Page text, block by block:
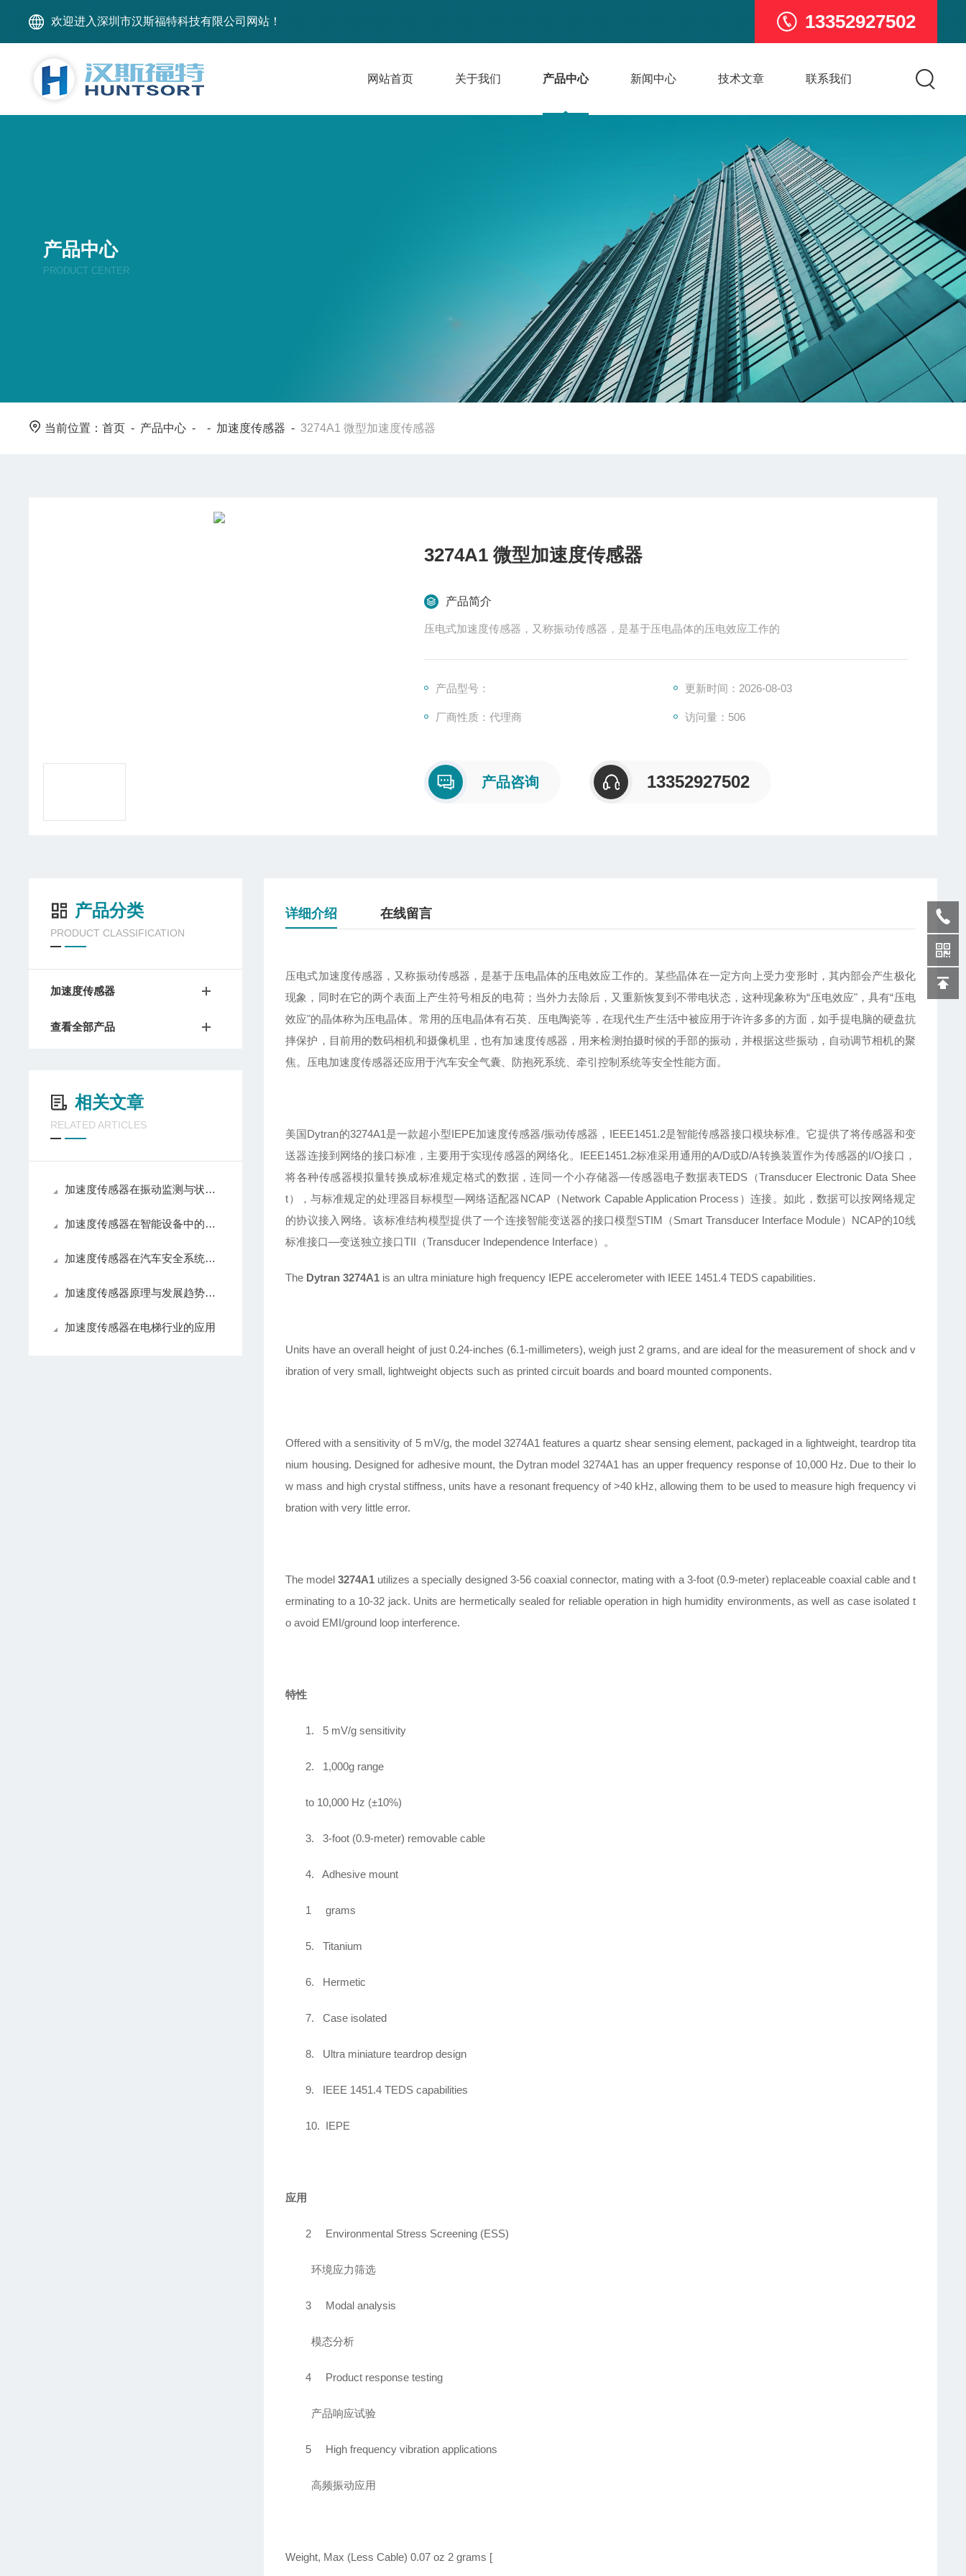
欢迎进入深圳市汉斯福特科技有限公司网站！ 13352927502
网站首页 关于我们 产品中心 新闻中心 技术文章 联系我们
产品中心
PRODUCT CENTER
当前位置：首页 - 产品中心 - - 加速度传感器 -3274A1 微型加速度传感器
3274A1 微型加速度传感器
产品简介
压电式加速度传感器，又称振动传感器，是基于压电晶体的压电效应工作的
产品型号： 更新时间：2026-08-03
厂商性质：代理商 访问量：506
产品咨询 13352927502
详细介绍 在线留言
压电式加速度传感器，又称振动传感器，是基于压电晶体的压电效应工作的。某些晶体在一定方向上受力变形时，其内部会产生极化
现象，同时在它的两个表面上产生符号相反的电荷；当外力去除后，又重新恢复到不带电状态，这种现象称为“压电效应"，具有“压电
效应"的晶体称为压电晶体。常用的压电晶体有石英、压电陶瓷等，在现代生产生活中被应用于许许多多的方面，如手提电脑的硬盘抗
摔保护，目前用的数码相机和摄像机里，也有加速度传感器，用来检测拍摄时候的手部的振动，并根据这些振动，自动调节相机的聚
焦。压电加速度传感器还应用于汽车安全气囊、防抱死系统、牵引控制系统等安全性能方面。
美国Dytran的3274A1是一款超小型IEPE加速度传感器/振动传感器，IEEE1451.2是智能传感器接口模块标准。它提供了将传感器和变
送器连接到网络的接口标准，主要用于实现传感器的网络化。IEEE1451.2标准采用通用的A/D或D/A转换装置作为传感器的I/O接口，
将各种传感器模拟量转换成标准规定格式的数据，连同一个小存储器—传感器电子数据表TEDS（Transducer Electronic Data Shee
t），与标准规定的处理器目标模型—网络适配器NCAP（Network Capable Application Process）连接。如此，数据可以按网络规定
的协议接入网络。该标准结构模型提供了一个连接智能变送器的接口模型STIM（Smart Transducer Interface Module）NCAP的10线
标准接口—变送独立接口TII（Transducer Independence Interface）。
The Dytran 3274A1 is an ultra miniature high frequency IEPE accelerometer with IEEE 1451.4 TEDS capabilities.
Units have an overall height of just 0.24-inches (6.1-millimeters), weigh just 2 grams, and are ideal for the measurement of shock and v
ibration of very small, lightweight objects such as printed circuit boards and board mounted components.
Offered with a sensitivity of 5 mV/g, the model 3274A1 features a quartz shear sensing element, packaged in a lightweight, teardrop tita
nium housing. Designed for adhesive mount, the Dytran model 3274A1 has an upper frequency response of 10,000 Hz. Due to their lo
w mass and high crystal stiffness, units have a resonant frequency of >40 kHz, allowing them to be used to measure high frequency vi
bration with very little error.
The model3274A1 utilizes a specially designed 3-56 coaxial connector, mating with a 3-foot (0.9-meter) replaceable coaxial cable and t
erminating to a 10-32 jack. Units are hermetically sealed for reliable operation in high humidity environments, as well as case isolated t
o avoid EMI/ground loop interference.
特性
1. 5 mV/g sensitivity
2. 1,000g range
to 10,000 Hz (±10%)
3. 3-foot (0.9-meter) removable cable
4. Adhesive mount
1 grams
5. Titanium
6. Hermetic
7. Case isolated
8. Ultra miniature teardrop design
9. IEEE 1451.4 TEDS capabilities
10. IEPE
应用
2 Environmental Stress Screening (ESS)
环境应力筛选
3 Modal analysis
模态分析
4 Product response testing
产品响应试验
5 High frequency vibration applications
高频振动应用
Weight, Max (Less Cable) 0.07 oz 2 grams [
产品分类
PRODUCT CLASSIFICATION
加速度传感器
查看全部产品
相关文章
RELATED ARTICLES
加速度传感器在振动监测与状态诊断中的技术原理
加速度传感器在智能设备中的应用与发展趋势
加速度传感器在汽车安全系统中的关键作用
加速度传感器原理与发展趋势：从基础到前沿技术
加速度传感器在电梯行业的应用